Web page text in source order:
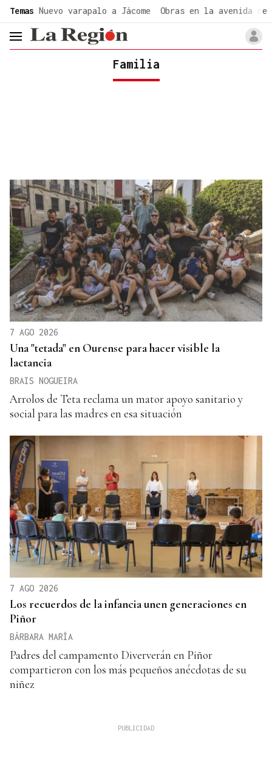
Temas Nuevo varapalo a Jácome Obras en la avenida de
header.menu.open
Familia
7 AGO 2026
Una "tetada" en Ourense para hacer visible la
lactancia
BRAIS NOGUEIRA
Arrolos de Teta reclama un mator apoyo sanitario y
social para las madres en esa situación
7 AGO 2026
Los recuerdos de la infancia unen generaciones en
Piñor
BÁRBARA MARÍA
Padres del campamento Diververán en Piñor
compartieron con los más pequeños anécdotas de su
niñez